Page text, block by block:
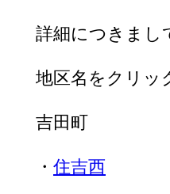
詳細につきまし
地区名をクリッ
吉田町
・ 住吉西